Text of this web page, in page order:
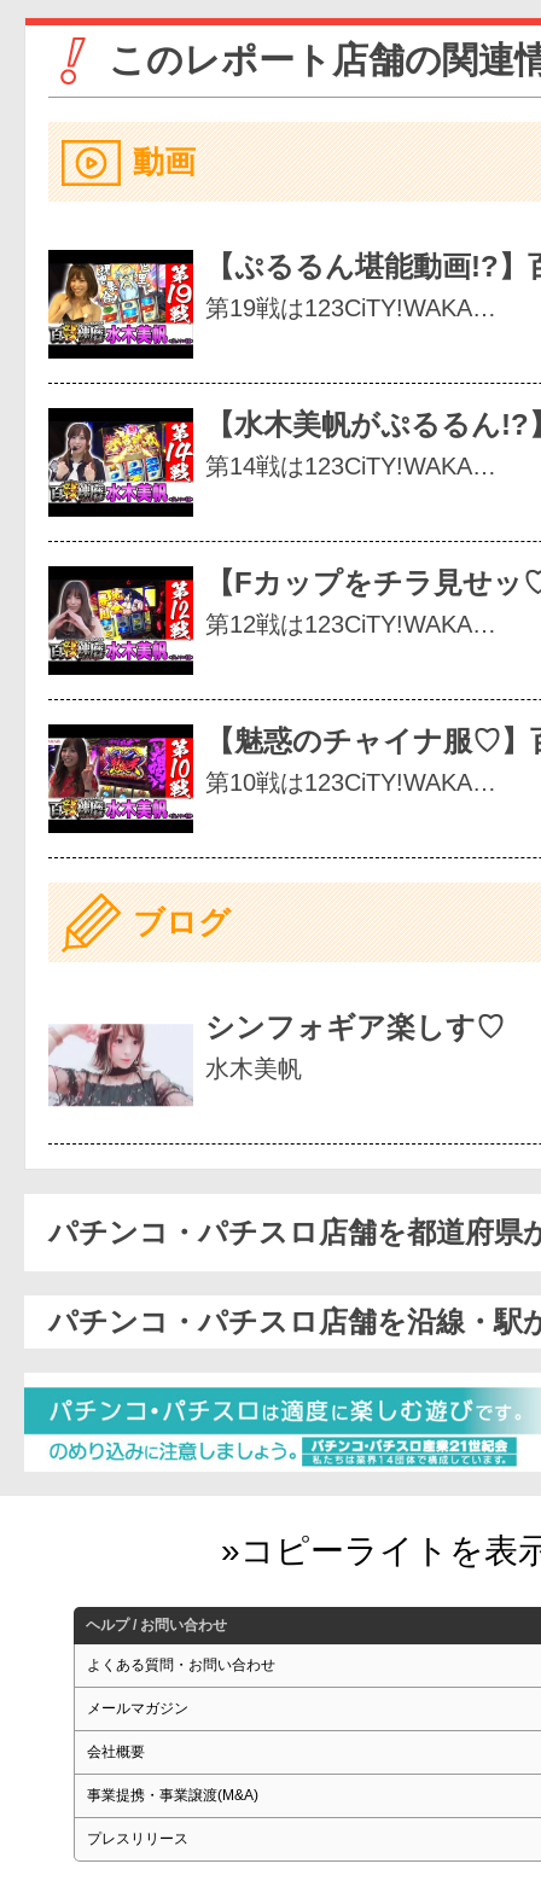
このレポート店舗の関連
動画
【ぷるるん堪能動画!?
第19戦は123CiTY!WAKA…
【水木美帆がぷるるん
第14戦は123CiTY!WAKA…
【Fカップをチラ見せ
第12戦は123CiTY!WAKA…
【魅惑のチャイナ服♡
第10戦は123CiTY!WAKA…
ブログ
シンフォギア楽しす♡
水木美帆
パチンコ・パチスロ店舗を都道府県
パチンコ・パチスロ店舗を沿線・駅
ヘルプ / お問い合わせ
よくある質問・お問い合わせ
メールマガジン
会社概要
事業提携・事業譲渡(M&A)
プレスリリース